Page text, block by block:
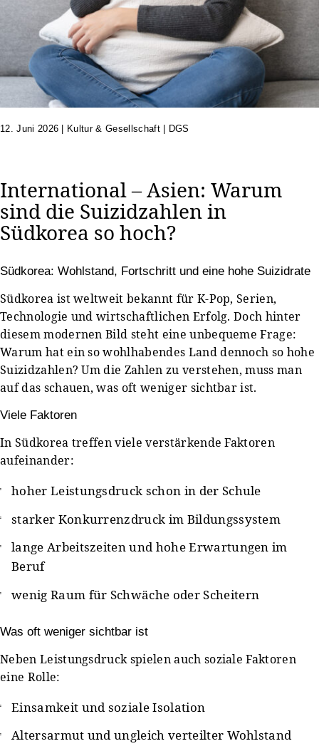
12. Juni 2026 Kultur & Gesellschaft | DGS
International – Asien: Warum
sind die Suizidzahlen in
Südkorea so hoch?
Südkorea: Wohlstand, Fortschritt und eine hohe Suizidrate
Südkorea ist weltweit bekannt für K-Pop, Serien,
Technologie und wirtschaftlichen Erfolg. Doch hinter
diesem modernen Bild steht eine unbequeme Frage:
Warum hat ein so wohlhabendes Land dennoch so hohe
Suizidzahlen? Um die Zahlen zu verstehen, muss man
auf das schauen, was oft weniger sichtbar ist.
Viele Faktoren
In Südkorea treffen viele verstärkende Faktoren
aufeinander:
hoher Leistungsdruck schon in der Schule
starker Konkurrenzdruck im Bildungssystem
lange Arbeitszeiten und hohe Erwartungen im
Beruf
wenig Raum für Schwäche oder Scheitern
Was oft weniger sichtbar ist
Neben Leistungsdruck spielen auch soziale Faktoren
eine Rolle:
Einsamkeit und soziale Isolation
Altersarmut und ungleich verteilter Wohlstand